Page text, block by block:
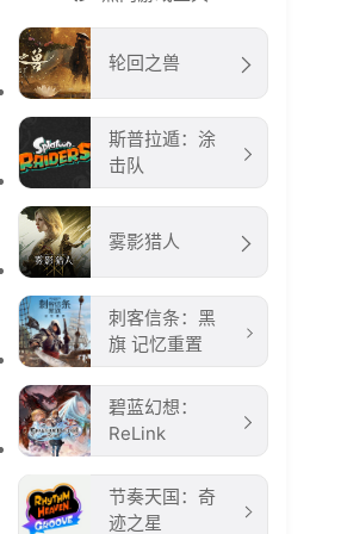
轮回之兽
斯普拉遁：涂
击队
雾影猎人
刺客信条：黑
旗 记忆重置
碧蓝幻想：
ReLink
节奏天国：奇
迹之星